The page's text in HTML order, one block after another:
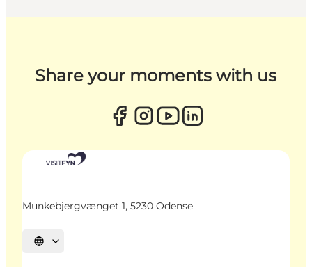
Share your moments with us
Munkebjergvænget 1, 5230 Odense
Sprache auswählen